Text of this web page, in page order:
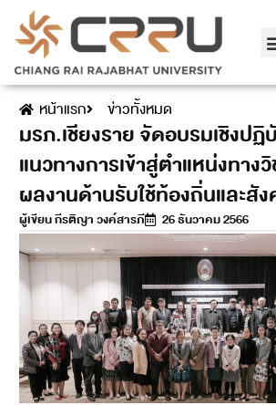
หน้าแรก ข่าวทั้งหมด
มรภ.เชียงราย จัดอบรมเชิงปฏิ
แนวทางการเข้าสู่ตำแหน่งทาง
ผลงานด้านรับใช้ท้องถิ่นและสั
ผู้เขียนกีรติญา วงค์สารภี 26 ธันวาคม 2566